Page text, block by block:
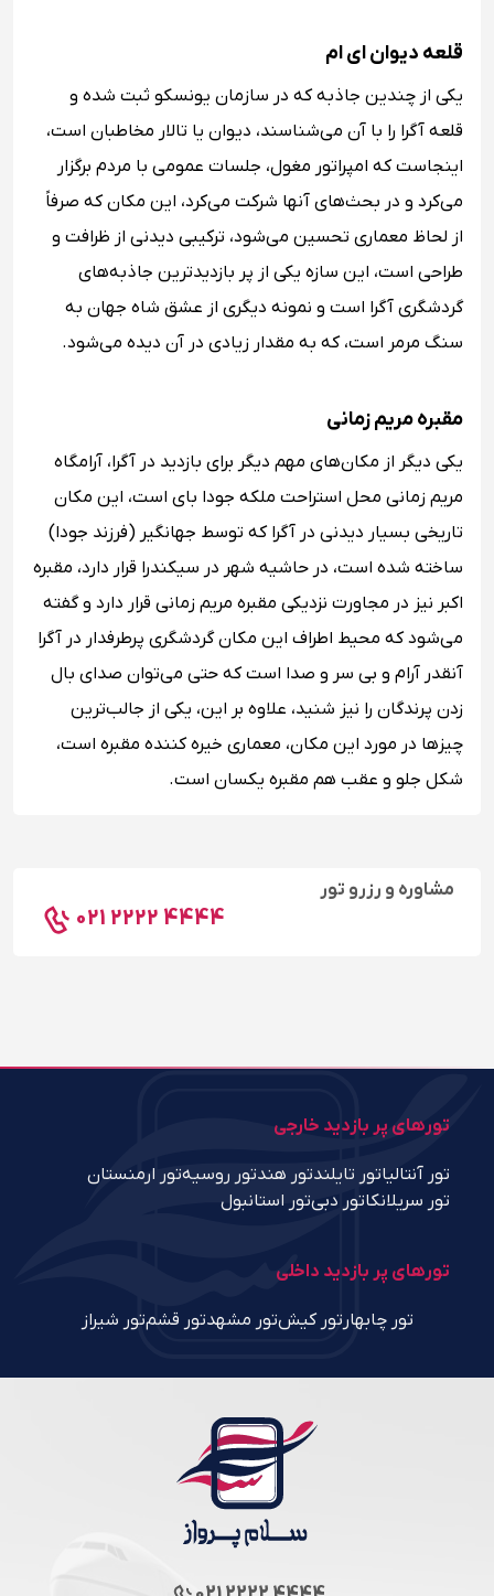
قلعه دیوان ای ام
یکی از چندین جاذبه که در سازمان یونسکو ثبت شده و
قلعه آگرا را با آن می‌شناسند، دیوان یا تالار مخاطبان است،
اینجاست که امپراتور مغول، جلسات عمومی با مردم برگزار
می‌کرد و در بحث‌های آنها شرکت می‌کرد، این مکان که صرفاً
از لحاظ معماری تحسین می‌شود، ترکیبی دیدنی از ظرافت و
طراحی است، این سازه یکی از پر بازدید‌ترین جاذبه‌های
گردشگری آگرا است و نمونه دیگری از عشق شاه جهان به
سنگ مرمر است، که به مقدار زیادی در آن دیده می‌شود.
مقبره مریم زمانی
یکی دیگر از مکان‌های مهم دیگر برای بازدید در آگرا، آرامگاه
مریم زمانی محل استراحت ملکه جودا بای است، این مکان
تاریخی بسیار دیدنی در آگرا که توسط جهانگیر (فرزند جودا)
ساخته شده است، در حاشیه شهر در سیکندرا قرار دارد، مقبره
اکبر نیز در مجاورت نزدیکی مقبره مریم زمانی قرار دارد و گفته
می‌شود که محیط اطراف این مکان گردشگری پرطرفدار در آگرا
آنقدر آرام و بی سر و صدا است که حتی می‌توان صدای بال
زدن پرندگان را نیز شنید، علاوه بر این، یکی از جالب‌ترین
چیزها در مورد این مکان، معماری خیره کننده مقبره است،
شکل جلو و عقب هم مقبره یکسان است.
مشاوره و رزرو تور
021 2222 4444
تورهای پر بازدید خارجی
تور آنتالیاتور تایلندتور هندتور روسیهتور ارمنستان
تور سریلانکاتور دبیتور استانبول
تورهای پر بازدید داخلی
تور چابهار تور کیشتور مشهدتور قشمتور شیراز